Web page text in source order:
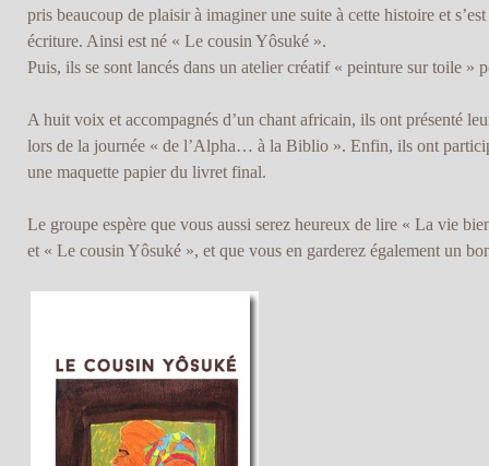
pris beaucoup de plaisir à imaginer une suite à cette histoire et
écriture. Ainsi est né « Le cousin Yôsuké ».
Puis, ils se sont lancés dans un atelier créatif « peinture sur toile »
A huit voix et accompagnés d’un chant africain, ils ont présenté
lors de la journée « de l’Alpha… à la Biblio ». Enfin, ils ont
une maquette papier du livret final.
Le groupe espère que vous aussi serez heureux de lire « La vie
et « Le cousin Yôsuké », et que vous en garderez également un